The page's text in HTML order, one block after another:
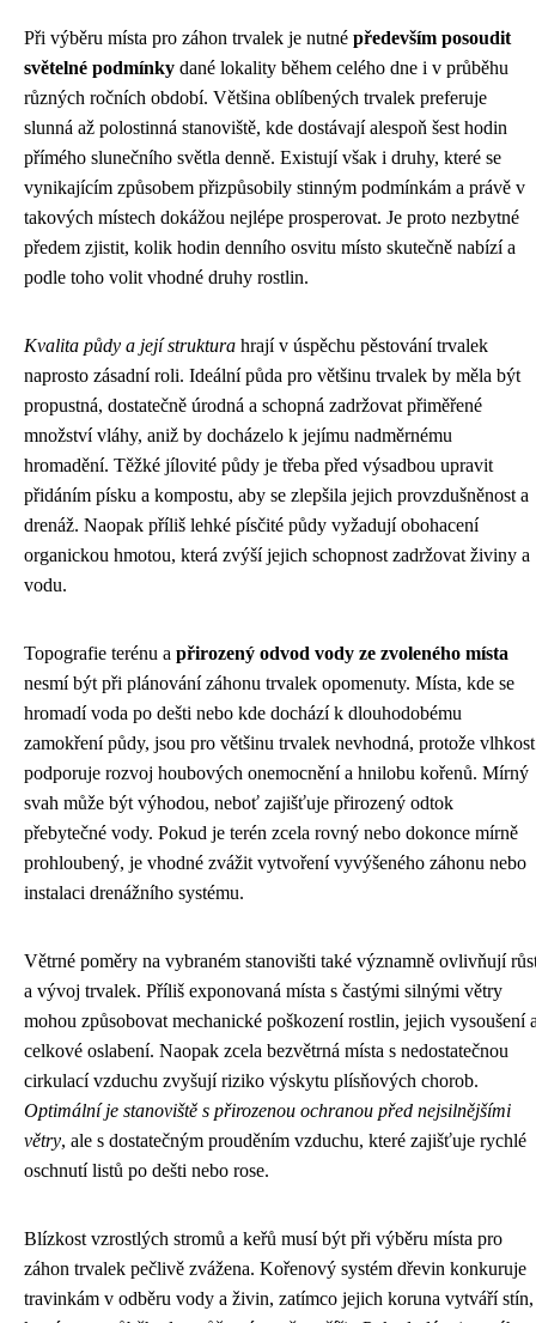
Při výběru místa pro záhon trvalek je nutné především posoudit
světelné podmínky dané lokality během celého dne i v průběhu
různých ročních období. Většina oblíbených trvalek preferuje
slunná až polostinná stanoviště, kde dostávají alespoň šest hodin
přímého slunečního světla denně. Existují však i druhy, které se
vynikajícím způsobem přizpůsobily stinným podmínkám a právě v
takových místech dokážou nejlépe prosperovat. Je proto nezbytné
předem zjistit, kolik hodin denního osvitu místo skutečně nabízí a
podle toho volit vhodné druhy rostlin.
Kvalita půdy a její struktura hrají v úspěchu pěstování trvalek
naprosto zásadní roli. Ideální půda pro většinu trvalek by měla být
propustná, dostatečně úrodná a schopná zadržovat přiměřené
množství vláhy, aniž by docházelo k jejímu nadměrnému
hromadění. Těžké jílovité půdy je třeba před výsadbou upravit
přidáním písku a kompostu, aby se zlepšila jejich provzdušněnost a
drenáž. Naopak příliš lehké písčité půdy vyžadují obohacení
organickou hmotou, která zvýší jejich schopnost zadržovat živiny a
vodu.
Topografie terénu a přirozený odvod vody ze zvoleného místa
nesmí být při plánování záhonu trvalek opomenuty. Místa, kde se
hromadí voda po dešti nebo kde dochází k dlouhodobému
zamokření půdy, jsou pro většinu trvalek nevhodná, protože vlhkost
podporuje rozvoj houbových onemocnění a hnilobu kořenů. Mírný
svah může být výhodou, neboť zajišťuje přirozený odtok
přebytečné vody. Pokud je terén zcela rovný nebo dokonce mírně
prohloubený, je vhodné zvážit vytvoření vyvýšeného záhonu nebo
instalaci drenážního systému.
Větrné poměry na vybraném stanovišti také významně ovlivňují
a vývoj trvalek. Příliš exponovaná místa s častými silnými větry
mohou způsobovat mechanické poškození rostlin, jejich vysoušení
celkové oslabení. Naopak zcela bezvětrná místa s nedostatečnou
cirkulací vzduchu zvyšují riziko výskytu plísňových chorob.
Optimální je stanoviště s přirozenou ochranou před nejsilnějšími
větry, ale s dostatečným prouděním vzduchu, které zajišťuje rychlé
oschnutí listů po dešti nebo rose.
Blízkost vzrostlých stromů a keřů musí být při výběru místa pro
záhon trvalek pečlivě zvážena. Kořenový systém dřevin konkuruje
travinkám v odběru vody a živin, zatímco jejich koruna vytváří stín,